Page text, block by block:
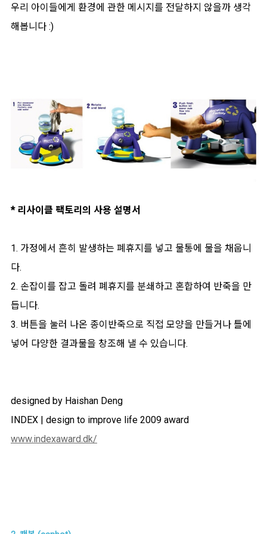
우리 아이들에게 환경에 관한 메시지를 전달하지 않을까 생각
해봅니다 :)
* 리사이클 팩토리의 사용 설명서
1. 가정에서 흔히 발생하는 폐휴지를 넣고 물통에 물을 채웁니
다.
2. 손잡이를 잡고 돌려 폐휴지를 분쇄하고 혼합하여 반죽을 만
듭니다.
3. 버튼을 눌러 나온 종이반죽으로 직접 모양을 만들거나 틀에
넣어 다양한 결과물을 창조해 낼 수 있습니다.
designed by Haishan Deng
INDEX | design to improve life 2009 award
www.indexaward.dk/